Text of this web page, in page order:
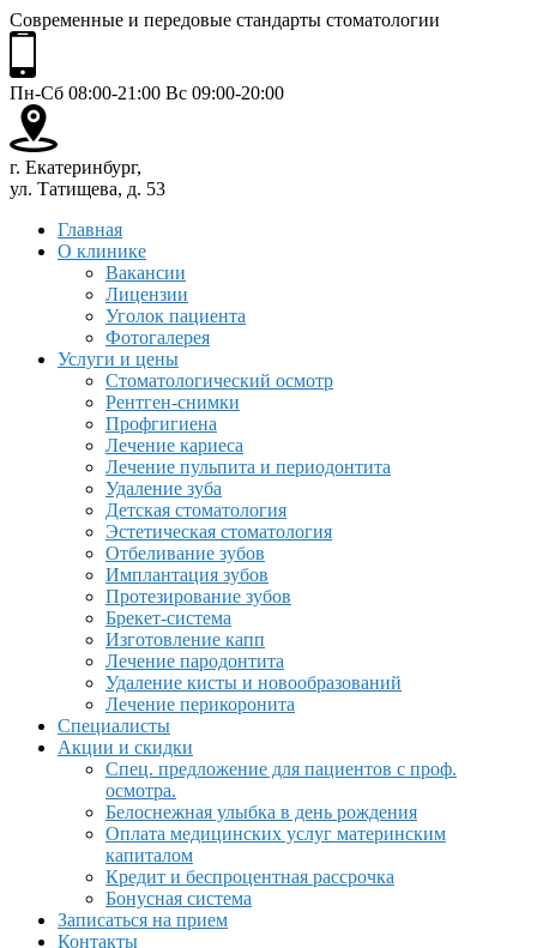
Современные и передовые стандарты стоматологии
Пн-Сб 08:00-21:00 Вс 09:00-20:00
г. Екатеринбург,
ул. Татищева, д. 53
Главная
О клинике
Вакансии
Лицензии
Уголок пациента
Фотогалерея
Услуги и цены
Стоматологический осмотр
Рентген-снимки
Профгигиена
Лечение кариеса
Лечение пульпита и периодонтита
Удаление зуба
Детская стоматология
Эстетическая стоматология
Отбеливание зубов
Имплантация зубов
Протезирование зубов
Брекет-система
Изготовление капп
Лечение пародонтита
Удаление кисты и новообразований
Лечение перикоронита
Специалисты
Акции и скидки
Спец. предложение для пациентов с проф.
осмотра.
Белоснежная улыбка в день рождения
Оплата медицинских услуг материнским
капиталом
Кредит и беспроцентная рассрочка
Бонусная система
Записаться на прием
Контакты